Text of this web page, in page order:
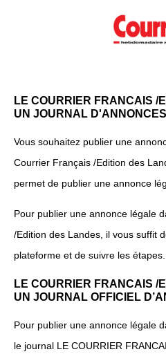
LE COURRIER FRANCAIS /
UN JOURNAL
Vous souhaitez publier une
Courrier Français /Edition des
permet de publier une annonce
Pour publier une annonce légale
/Edition des Landes, il vous suffit
plateforme et de suivre les étapes.
LE COURRIER FRANCAIS /
UN JOURNAL OFFICIEL
Pour publier une annonce légale
le journal LE COURRIER